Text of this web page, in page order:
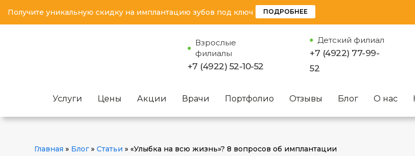
Получите уникальную скидку на имплантацию зубов под ключ ПОДРОБНЕЕ
Взрослые
филиалы
+7 (4922) 52-10-52
Детский филиал
+7 (4922) 77-99-
52
Услуги Цены Акции Врачи Портфолио Отзывы Блог О нас
Главная » Блог» Статьи » «Улыбка на всю жизнь»? 8 вопросов об имплантации